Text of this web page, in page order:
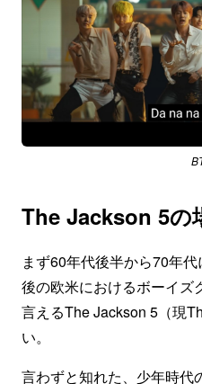
The Jackson 5の
まず60年代後半から70年
後の欧米におけるボーイズ
言えるThe Jackson 5（現
い。
言わずと知れた、少年時代